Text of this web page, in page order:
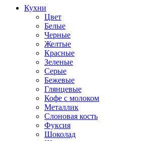
Кухни
Цвет
Белые
Черные
Желтые
Красные
Зеленые
Серые
Бежевые
Глянцевые
Кофе с молоком
Металлик
Слоновая кость
Фуксия
Шоколад